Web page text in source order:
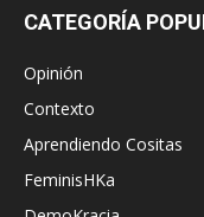
CATEGORÍA
Opinión
Contexto
Aprendiendo Cositas
FeminisHKa